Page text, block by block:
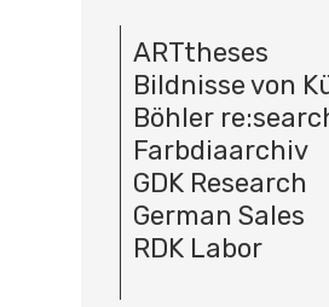
ARTtheses
Bildnisse von
Böhler
Farbdiaarchiv
GDK Research
German Sales
RDK Labor